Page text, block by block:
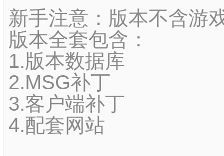
新手注意：版本不含游
版本全套包含：
1.版本数据库
2.MSG补丁
3.客户端补丁
4.配套网站